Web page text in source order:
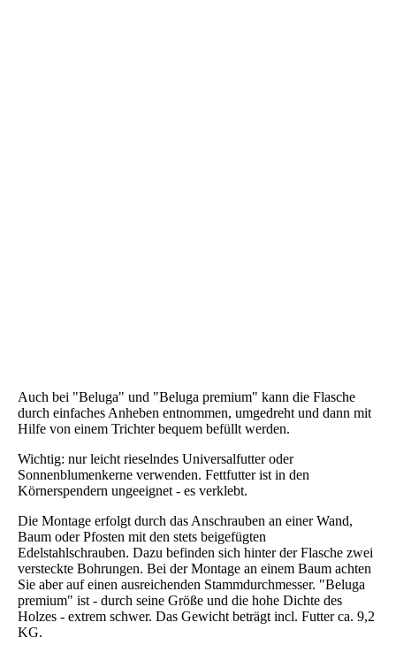
Auch bei "Beluga" und "Beluga premium" kann die Flasche
durch einfaches Anheben entnommen, umgedreht und dann mit
Hilfe von einem Trichter bequem befüllt werden.
Wichtig: nur leicht rieselndes Universalfutter oder
Sonnenblumenkerne verwenden. Fettfutter ist in den
Körnerspendern ungeeignet - es verklebt.
Die Montage erfolgt durch das Anschrauben an einer Wand,
Baum oder Pfosten mit den stets beigefügten
Edelstahlschrauben. Dazu befinden sich hinter der Flasche zwei
versteckte Bohrungen. Bei der Montage an einem Baum achten
Sie aber auf einen ausreichenden Stammdurchmesser. "Beluga
premium" ist - durch seine Größe und die hohe Dichte des
Holzes - extrem schwer. Das Gewicht beträgt incl. Futter ca. 9,2
KG.